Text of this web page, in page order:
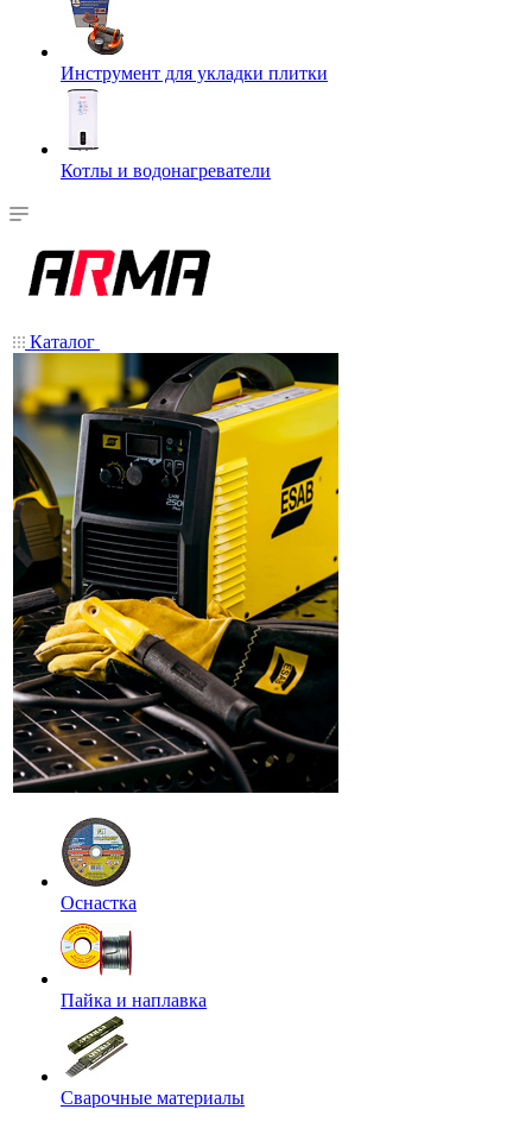
Инструмент для укладки плитки
Котлы и водонагреватели
Каталог
Оснастка
Пайка и наплавка
Сварочные материалы